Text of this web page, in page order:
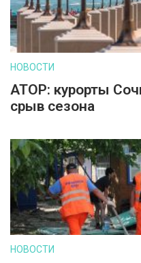
НОВОСТИ
АТОР: курорты
срыв сезона
НОВОСТИ